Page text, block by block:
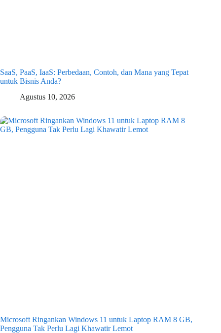
SaaS, PaaS, IaaS: Perbedaan, Contoh, dan Mana yang Tepat
untuk Bisnis Anda?
Agustus 10, 2026
Microsoft Ringankan Windows 11 untuk Laptop RAM 8 GB,
Pengguna Tak Perlu Lagi Khawatir Lemot